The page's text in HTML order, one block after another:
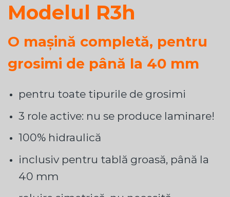
Modelul R3h
O mașină completă, pentru
grosimi de până la 40 mm
pentru toate tipurile de grosimi
3 role active: nu se produce laminare!
100% hidraulică
inclusiv pentru tablă groasă, până la
40 mm